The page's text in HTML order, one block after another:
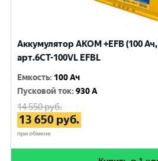
Аккумулятор AKOM +EFB (100
арт.6СТ-100VL EFBL
Емкость: 100 Ач
Пусковой ток:930 A
14 550руб.
13 650 руб.
при обмене